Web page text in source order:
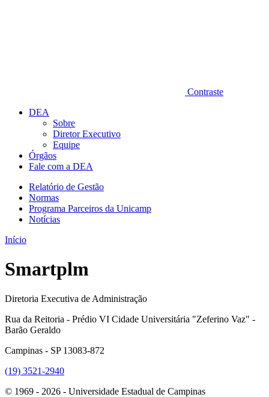
Contraste
DEA
Sobre
Diretor Executivo
Equipe
Órgãos
Fale com a DEA
Relatório de Gestão
Normas
Programa Parceiros da Unicamp
Notícias
Início
Smartplm
Diretoria Executiva de Administração
Rua da Reitoria - Prédio VI Cidade Universitária "Zeferino Vaz" -
Barão Geraldo
Campinas - SP 13083-872
(19) 3521-2940
© 1969 - 2026 - Universidade Estadual de Campinas